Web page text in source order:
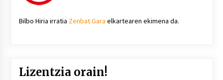
Bilbo Hiria irratia Zenbat Gara elkartearen ekimena da.
Lizentzia orain!